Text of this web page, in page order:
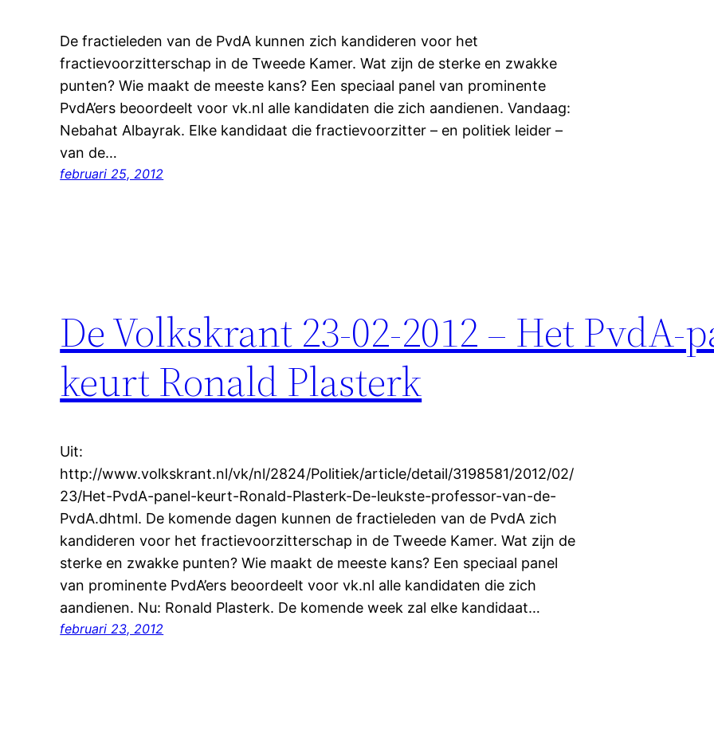
De fractieleden van de PvdA kunnen zich kandideren voor het
fractievoorzitterschap in de Tweede Kamer. Wat zijn de sterke en zwakke
punten? Wie maakt de meeste kans? Een speciaal panel van prominente
PvdA’ers beoordeelt voor vk.nl alle kandidaten die zich aandienen. Vandaag:
Nebahat Albayrak. Elke kandidaat die fractievoorzitter – en politiek leider –
van de…
februari 25, 2012
De Volkskrant 23-02-2012 – Het PvdA-
keurt Ronald Plasterk
Uit:
http://www.volkskrant.nl/vk/nl/2824/Politiek/article/detail/3198581/2012/02/
23/Het-PvdA-panel-keurt-Ronald-Plasterk-De-leukste-professor-van-de-
PvdA.dhtml. De komende dagen kunnen de fractieleden van de PvdA zich
kandideren voor het fractievoorzitterschap in de Tweede Kamer. Wat zijn de
sterke en zwakke punten? Wie maakt de meeste kans? Een speciaal panel
van prominente PvdA’ers beoordeelt voor vk.nl alle kandidaten die zich
aandienen. Nu: Ronald Plasterk. De komende week zal elke kandidaat…
februari 23, 2012